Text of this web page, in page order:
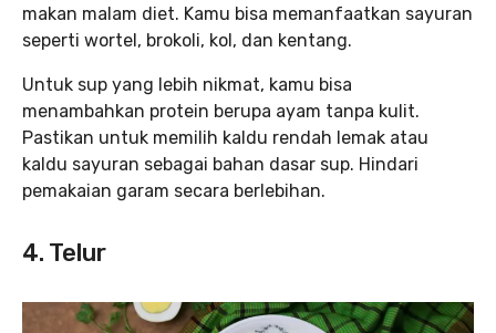
makan malam diet. Kamu bisa memanfaatkan sayuran
seperti wortel, brokoli, kol, dan kentang.
Untuk sup yang lebih nikmat, kamu bisa
menambahkan protein berupa ayam tanpa kulit.
Pastikan untuk memilih kaldu rendah lemak atau
kaldu sayuran sebagai bahan dasar sup. Hindari
pemakaian garam secara berlebihan.
4. Telur